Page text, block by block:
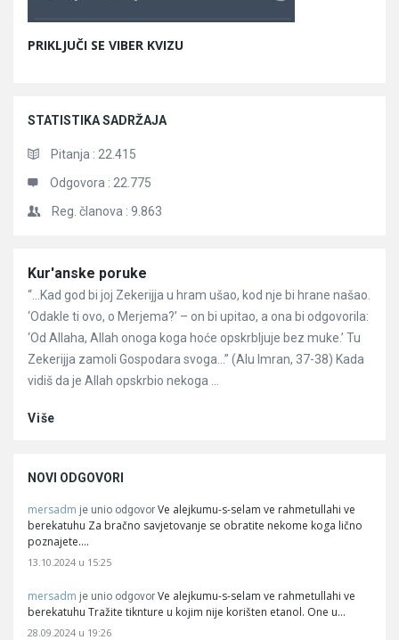
PRIKLJUČI SE VIBER KVIZU
STATISTIKA SADRŽAJA
Pitanja : 22.415
Odgovora : 22.775
Reg. članova : 9.863
Članci
Kur'anske poruke
“…Kad god bi joj Zekerijja u hram ušao, kod nje bi hrane našao.
‘Odakle ti ovo, o Merjema?’ – on bi upitao, a ona bi odgovorila:
‘Od Allaha, Allah onoga koga hoće opskrbljuje bez muke.’ Tu
Zekerijja zamoli Gospodara svoga…” (Alu Imran, 37-38) Kada
vidiš da je Allah opskrbio nekoga ...
Više
NOVI ODGOVORI
mersadm je unio odgovor Ve alejkumu-s-selam ve rahmetullahi ve
berekatuhu Za bračno savjetovanje se obratite nekome koga lično
poznajete.…
13.10.2024 u 15:25
mersadm je unio odgovor Ve alejkumu-s-selam ve rahmetullahi ve
berekatuhu Tražite tiknture u kojim nije korišten etanol. One u…
28.09.2024 u 19:26